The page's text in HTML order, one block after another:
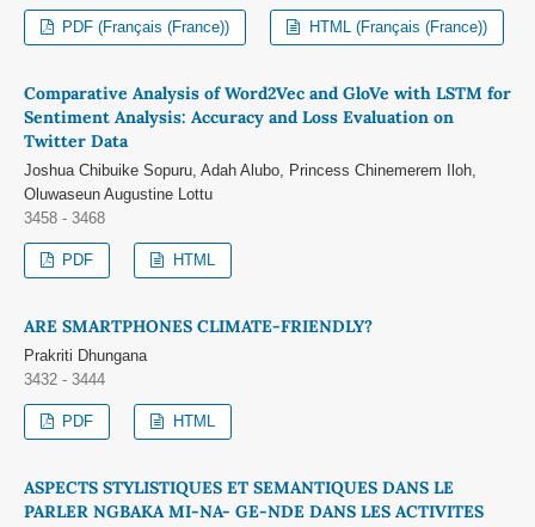
PDF (Français (France)) HTML (Français (France))
Comparative Analysis of Word2Vec and GloVe with LSTM for
Sentiment Analysis: Accuracy and Loss Evaluation on
Twitter Data
Joshua Chibuike Sopuru, Adah Alubo, Princess Chinemerem Iloh,
Oluwaseun Augustine Lottu
3458 - 3468
PDF HTML
ARE SMARTPHONES CLIMATE-FRIENDLY?
Prakriti Dhungana
3432 - 3444
PDF HTML
ASPECTS STYLISTIQUES ET SEMANTIQUES DANS LE
PARLER NGBAKA MI-NA- GE-NDE DANS LES ACTIVITES